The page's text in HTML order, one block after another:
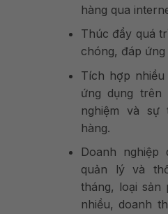
hàng qua
Thúc đẩy quá
chóng, đáp
Tích hợp
ứng dụng trên
nghiệm và
hàng.
Doanh
quản lý và
tháng, loại sản
nhiều, doanh